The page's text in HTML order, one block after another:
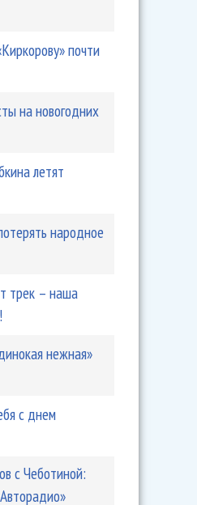
почти
на новогодних
летят
народное
трек – наша
нежная»
с днем
с Чеботиной: